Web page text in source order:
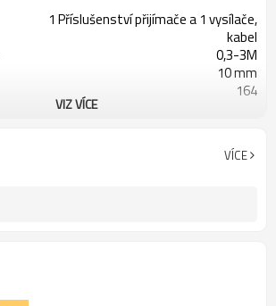
1 Příslušenství přijímače a 1 vysílače,
kabel
0,3-3M
10 mm
164
Vybaveno konektorem M8
VIZ VÍCE
VÍCE